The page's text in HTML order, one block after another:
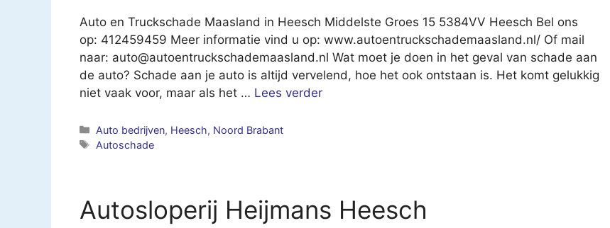
Auto en Truckschade Maasland in Heesch Middelste Groes 15 5384VV Heesch Bel ons
op: 412459459 Meer informatie vind u op: www.autoentruckschademaasland.nl/ Of mail
naar: auto@autoentruckschademaasland.nl Wat moet je doen in het geval van schade aan
de auto? Schade aan je auto is altijd vervelend, hoe het ook ontstaan is. Het komt gelukkig
niet vaak voor, maar als het … Lees verder
Categorieën
Auto bedrijven, Heesch, Noord Brabant
Tags
Autoschade
Autosloperij Heijmans Heesch